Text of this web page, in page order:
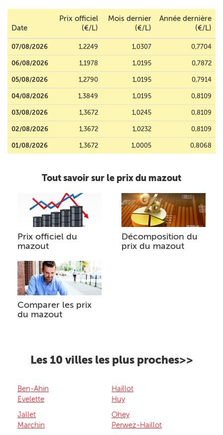
Date
Prix officiel
(€/L)
Mois dernier
(€/L)
Année dernière
(€/L)
07/08/2026 1,2249 1,0307 0,7704
06/08/2026 1,1978 1,0195 0,7872
05/08/2026 1,2790 1,0195 0,7914
04/08/2026 1,3849 1,0195 0,8109
03/08/2026 1,3672 1,0245 0,8109
02/08/2026 1,3672 1,0232 0,8109
01/08/2026 1,3672 1,0005 0,8068
Tout savoir sur le prix du mazout
Prix officiel du
mazout
Décomposition du
prix du mazout
Comparer les prix
du mazout
Les 10 villes les plus proches>>
Ben-Ahin
Evelette
Haillot
Huy
Jallet
Marchin
Ohey
Perwez-Haillot